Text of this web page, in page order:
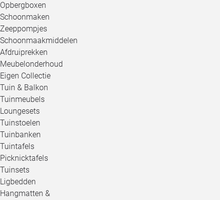
Opbergboxen
Schoonmaken
Zeeppompjes
Schoonmaakmiddelen
Afdruiprekken
Meubelonderhoud
Eigen Collectie
Tuin & Balkon
Tuinmeubels
Loungesets
Tuinstoelen
Tuinbanken
Tuintafels
Picknicktafels
Tuinsets
Ligbedden
Hangmatten &